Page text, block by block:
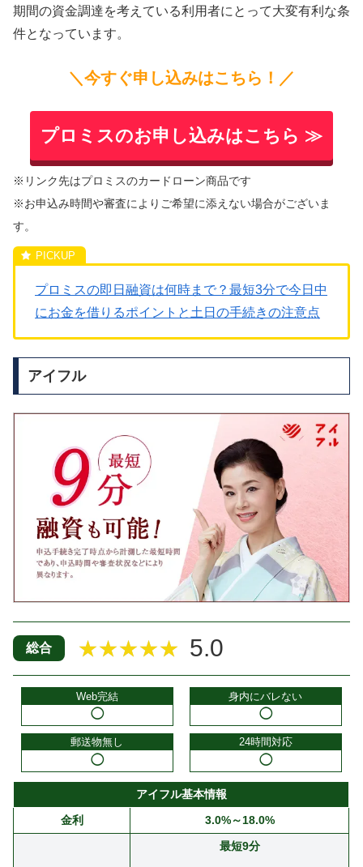
期間の資金調達を考えている利用者にとって大変有利な条
件となっています。
＼今すぐ申し込みはこちら！／
プロミスのお申し込みはこちら ≫
※リンク先はプロミスのカードローン商品です
※お申込み時間や審査によりご希望に添えない場合がございま
す。
プロミスの即日融資は何時まで？最短3分で今日中
にお金を借りるポイントと土日の手続きの注意点
アイフル
総合 ★★★★★ 5.0
Web完結
◯
身内にバレない
◯
郵送物無し
◯
24時間対応
◯
アイフル基本情報
金利
3.0%～18.0%
最短9分